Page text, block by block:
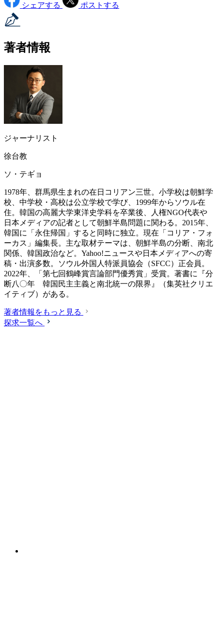
シェアする ポストする
著者情報
ジャーナリスト
徐台教
ソ・テギョ
1978年、群馬県生まれの在日コリアン三世。小学校は朝鮮学
校、中学校・高校は公立学校で学び、1999年からソウル在
住。韓国の高麗大学東洋史学科を卒業後、人権NGO代表や
日本メディアの記者として朝鮮半島問題に関わる。2015年、
韓国に「永住帰国」すると同時に独立。現在「コリア・フォ
ーカス」編集長。主な取材テーマは、朝鮮半島の分断、南北
関係、韓国政治など。Yahoo!ニュースや日本メディアへの寄
稿・出演多数。ソウル外国人特派員協会（SFCC）正会員。
2022年、「第七回鶴峰賞言論部門優秀賞」受賞。著書に『分
断八〇年 韓国民主主義と南北統一の限界』（集英社クリエ
イティブ）がある。
著者情報をもっと見る
探求一覧へ